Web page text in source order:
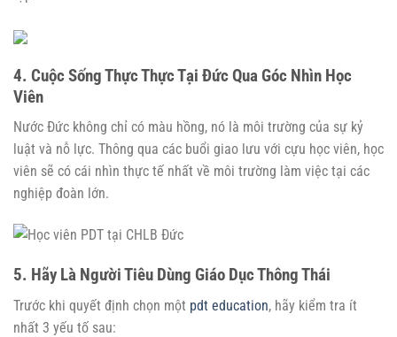
4. Cuộc Sống Thực Thực Tại Đức Qua Góc Nhìn Học
Viên
Nước Đức không chỉ có màu hồng, nó là môi trường của sự kỷ
luật và nỗ lực. Thông qua các buổi giao lưu với cựu học viên, học
viên sẽ có cái nhìn thực tế nhất về môi trường làm việc tại các
nghiệp đoàn lớn.
5. Hãy Là Người Tiêu Dùng Giáo Dục Thông Thái
Trước khi quyết định chọn một pdt education, hãy kiểm tra ít
nhất 3 yếu tố sau: